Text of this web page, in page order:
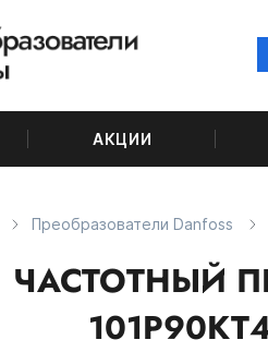
АКЦИИ
Преобразователи Danfoss
ЧАСТОТНЫЙ